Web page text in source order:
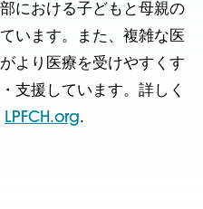
における子どもと母親の
います。また、複雑な医
より医療を受けやすくす
支援しています。詳しく
LPFCH.org.